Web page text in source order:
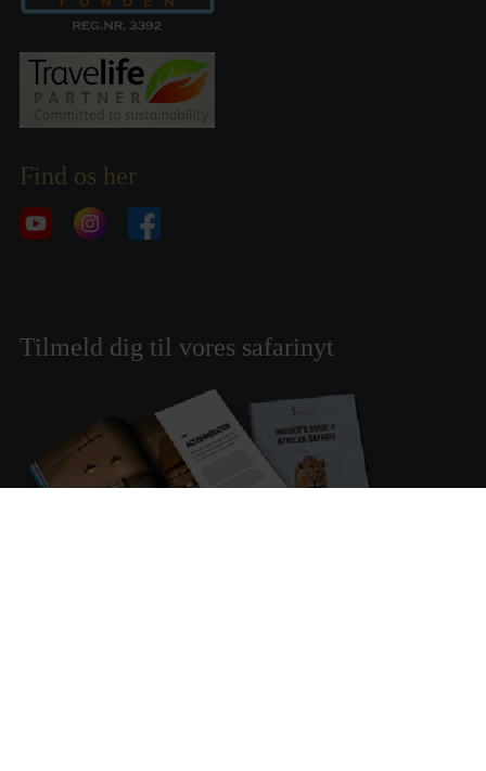
Find os her
Tilmeld dig til vores safarinyt